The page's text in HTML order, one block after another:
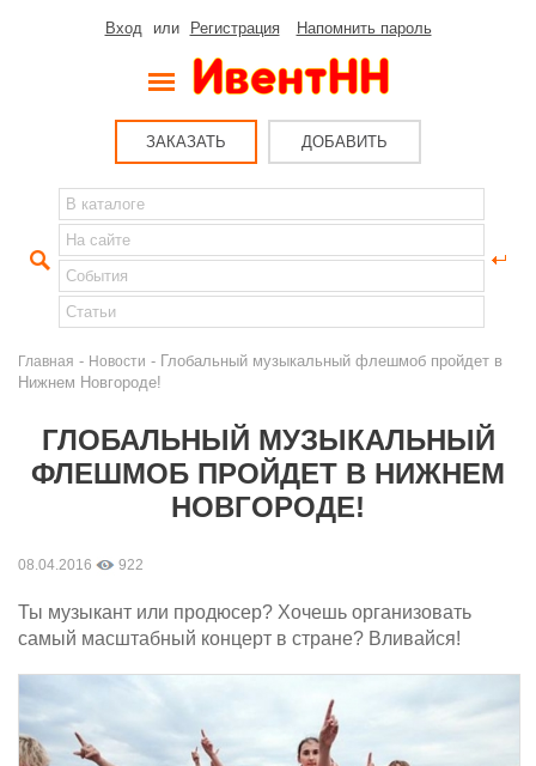
Вход или Регистрация Напомнить пароль
ЗАКАЗАТЬ ДОБАВИТЬ
Главная - Новости - Глобальный музыкальный флешмоб пройдет в
Нижнем Новгороде!
ГЛОБАЛЬНЫЙ МУЗЫКАЛЬНЫЙ
ФЛЕШМОБ ПРОЙДЕТ В НИЖНЕМ
НОВГОРОДЕ!
08.04.2016 922
Ты музыкант или продюсер? Хочешь организовать
самый масштабный концерт в стране? Вливайся!